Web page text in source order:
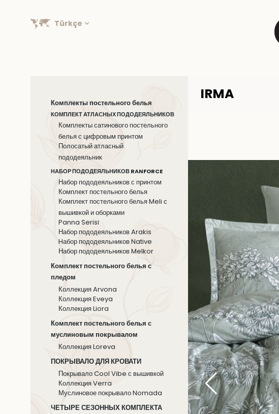
Türkçe
Комплекты постельного белья
КОМПЛЕКТ АТЛАСНЫХ ПОДОДЕЯЛЬНИКОВ
Комплекты сатинового постельного
белья с цифровым принтом
Полосатый атласный
пододеяльник
НАБОР ПОДОДЕЯЛЬНИКОВ RANFORCE
Набор пододеяльников с принтом
Комплект постельного белья
Комплект постельного белья Meli с
вышивкой и оборками
Panna Serisi
Набор пододеяльников Arakis
Hабор пододеяльников Native
Набор пододеяльников Melkor
Комплект постельного белья с
пледом
Коллекция Arvona
Коллекция Eveya
Коллекция Liora
Комплект постельного белья с
муслиновым покрывалом
Коллекция Loreva
ПОКРЫВАЛО ДЛЯ КРОВАТИ
Покрывало Cool Vibe с вышивкой
Коллекция Verra
Муслиновое покрывало Nomada
ЧЕТЫРЕ СЕЗОННЫХ КОМПЛЕКТА
IRMA